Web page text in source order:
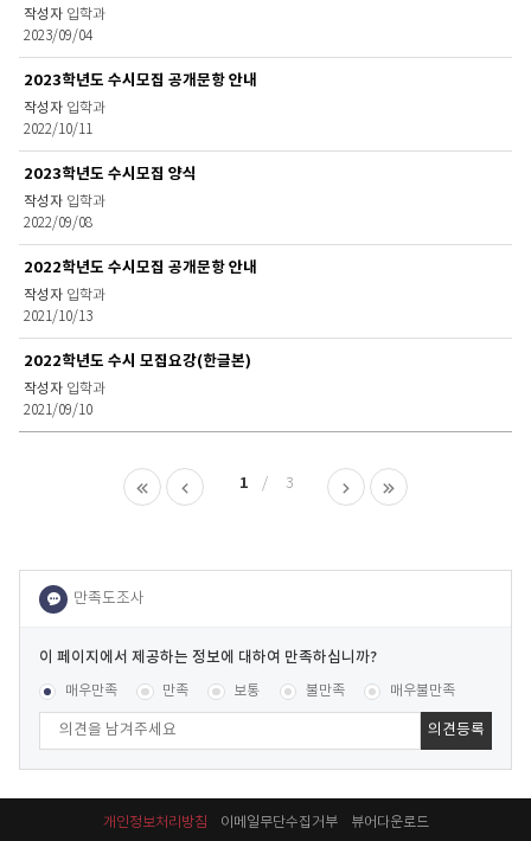
입학과
2023/09/04
2023학년도 수시모집 공개문항 안내
입학과
2022/10/11
2023학년도 수시모집 양식
입학과
2022/09/08
2022학년도 수시모집 공개문항 안내
입학과
2021/10/13
2022학년도 수시 모집요강(한글본)
입학과
2021/09/10
1 3
이
페
이
에
서
콘텐츠 만족도 조사 [평균 .54 점 / 278 명 참여]
매우만족 만족 보통 불만족 매우불만족
개인정보처리방침 이메일무단수집거부 뷰어다운로드